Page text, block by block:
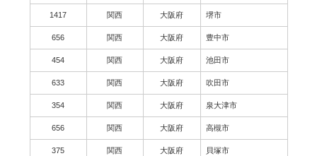
1417 関西 大阪府 堺市
656 関西 大阪府 豊中市
454 関西 大阪府 池田市
633 関西 大阪府 吹田市
354 関西 大阪府 泉大津市
656 関西 大阪府 高槻市
375 関西 大阪府 貝塚市